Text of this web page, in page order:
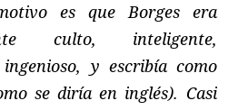
es que Borges era
culto, inteligente,
y escribía como
se diría en inglés). Casi